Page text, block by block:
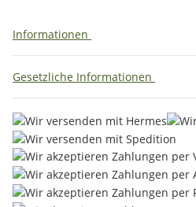
Informationen
Gesetzliche Informationen